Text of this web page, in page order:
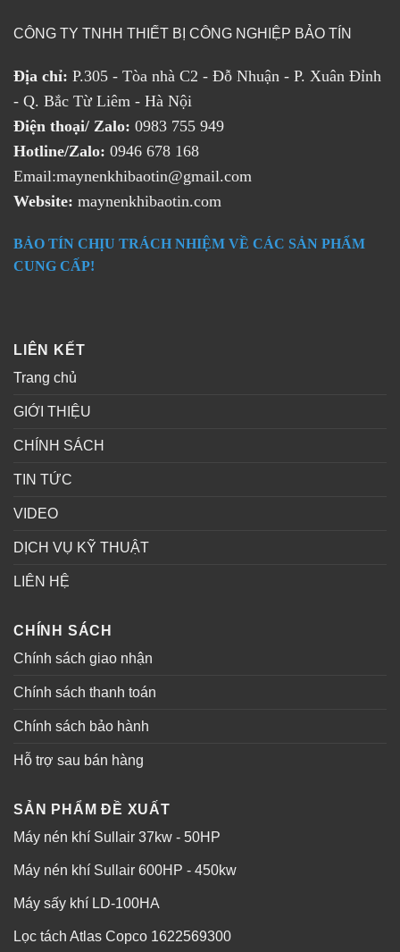
CÔNG TY TNHH THIẾT BỊ CÔNG NGHIỆP BẢO TÍN
Địa chỉ: P.305 - Tòa nhà C2 - Đỗ Nhuận - P. Xuân Đỉnh
- Q. Bắc Từ Liêm - Hà Nội
Điện thoại/ Zalo: 0983 755 949
Hotline/Zalo: 0946 678 168
Email:maynenkhibaotin@gmail.com
Website: maynenkhibaotin.com
BẢO TÍN CHỊU TRÁCH NHIỆM VỀ CÁC SẢN PHẨM
CUNG CẤP!
LIÊN KẾT
Trang chủ
GIỚI THIỆU
CHÍNH SÁCH
TIN TỨC
VIDEO
DỊCH VỤ KỸ THUẬT
LIÊN HỆ
CHÍNH SÁCH
Chính sách giao nhận
Chính sách thanh toán
Chính sách bảo hành
Hỗ trợ sau bán hàng
SẢN PHẨM ĐỀ XUẤT
Máy nén khí Sullair 37kw - 50HP
Máy nén khí Sullair 600HP - 450kw
Máy sấy khí LD-100HA
Lọc tách Atlas Copco 1622569300